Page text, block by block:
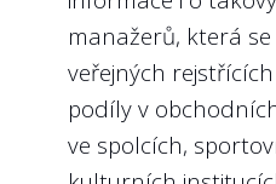
Nejlépe to dělají
Českých
manažerů, která
veřejných
podíly v
ve spolcích,